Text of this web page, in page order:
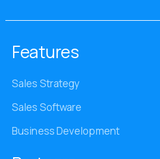
Features
Sales Strategy
Sales Software
Business Development